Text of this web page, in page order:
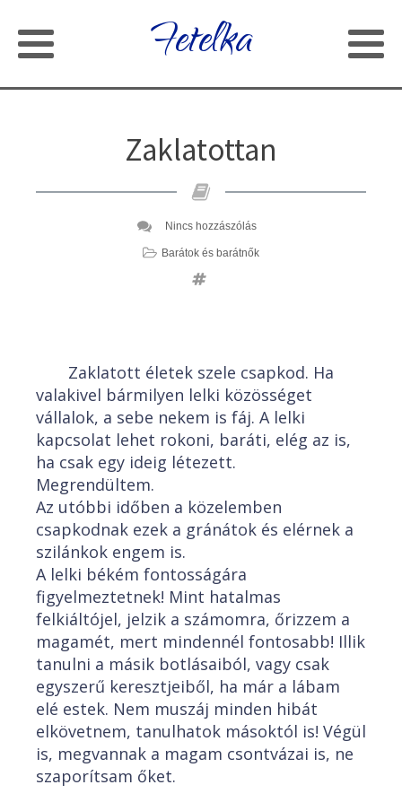
Fetelka
Zaklatottan
Nincs hozzászólás
Barátok és barátnők
Zaklatott életek szele csapkod. Ha
valakivel bármilyen lelki közösséget
vállalok, a sebe nekem is fáj. A lelki
kapcsolat lehet rokoni, baráti, elég az is,
ha csak egy ideig létezett.
Megrendültem.
Az utóbbi időben a közelemben
csapkodnak ezek a gránátok és elérnek a
szilánkok engem is.
A lelki békém fontosságára
figyelmeztetnek! Mint hatalmas
felkiáltójel, jelzik a számomra, őrizzem a
magamét, mert mindennél fontosabb! Illik
tanulni a másik botlásaiból, vagy csak
egyszerű keresztjeiből, ha már a lábam
elé estek. Nem muszáj minden hibát
elkövetnem, tanulhatok másoktól is! Végül
is, megvannak a magam csontvázai is, ne
szaporítsam őket.